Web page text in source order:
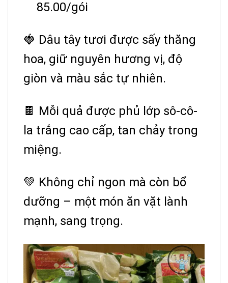
85.00/gói
🍓 Dâu tây tươi được sấy thăng
hoa, giữ nguyên hương vị, độ
giòn và màu sắc tự nhiên.
🍫 Mỗi quả được phủ lớp sô-cô-
la trắng cao cấp, tan chảy trong
miệng.
💚 Không chỉ ngon mà còn bổ
dưỡng – một món ăn vặt lành
mạnh, sang trọng.